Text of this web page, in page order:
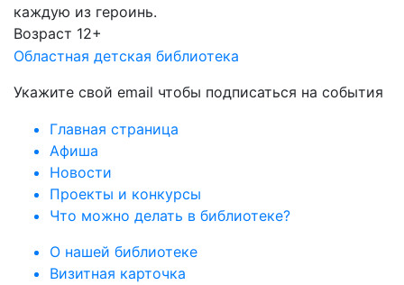
каждую из героинь.
Возраст 12+
Областная детская библиотека
Укажите свой email чтобы подписаться на события
Главная страница
Афиша
Новости
Проекты и конкурсы
Что можно делать в библиотеке?
О нашей библиотеке
Визитная карточка